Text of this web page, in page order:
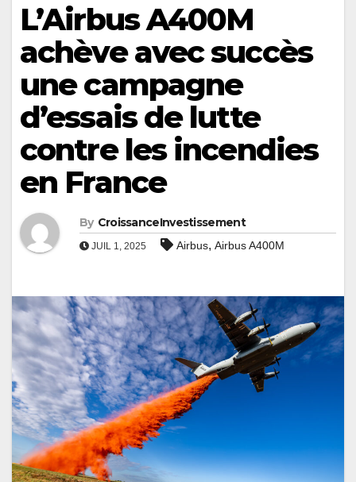
L’Airbus A400M
achève avec succès
une campagne
d’essais de lutte
contre les incendies
en France
By CroissanceInvestissement
JUIL 1, 2025 Airbus, Airbus A400M